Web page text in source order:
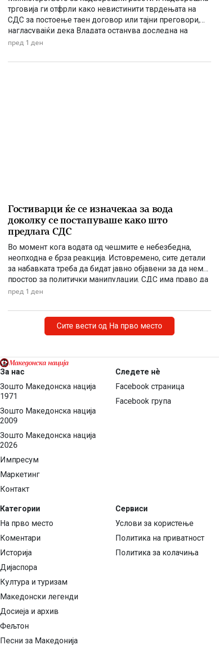
трговија ги отфрли како невистинити тврдењата на
СДС за постоење таен договор или тајни преговори,
нагласувајќи дека Владата останува доследна на
утврдените државни позиции и нема да прифати
идентитетот, јазикот и историјата. „Денешната прес-
пред 1 ден
Гостиварци ќе се изначекаа за вода
доколку се постапуваше како што
предлага СДС
Во момент кога водата од чешмите е небезбедна,
неопходна е брза реакција. Истовремено, сите детали
за набавката треба да бидат јавно објавени за да нема
простор за политички манипулации. СДС има право да
бара отчетност, но останува прашањето дали во ваква
чекаат да заврши тендерската постапка додека се
соочуваат […]
пред 1 ден
Сите вести од На прво место
За нас
Зошто Македонска нација
1971
Зошто Македонска нација
2009
Зошто Македонска нација
2026
Импресум
Маркетинг
Контакт
Категории
На прво место
Коментари
Историја
Дијаспора
Култура и туризам
Македонски легенди
Досиеја и архив
Фељтон
Песни за Македонија
Следете нѐ
Facebook страница
Facebook група
Сервиси
Услови за користење
Политика на приватност
Политика за колачиња